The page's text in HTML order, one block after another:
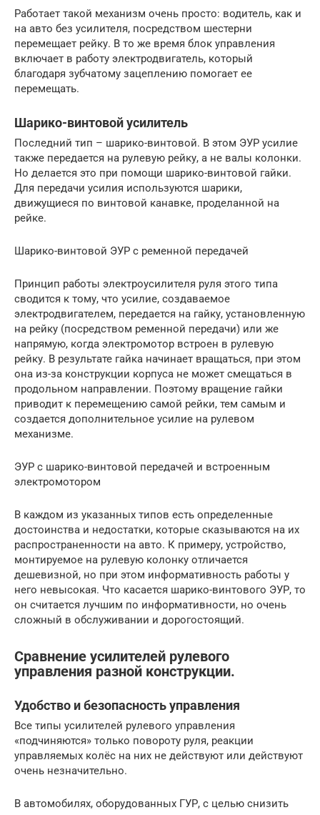
Работает такой механизм очень просто: водитель, как и
на авто без усилителя, посредством шестерни
перемещает рейку. В то же время блок управления
включает в работу электродвигатель, который
благодаря зубчатому зацеплению помогает ее
перемещать.
Шарико-винтовой усилитель
Последний тип – шарико-винтовой. В этом ЭУР усилие
также передается на рулевую рейку, а не валы колонки.
Но делается это при помощи шарико-винтовой гайки.
Для передачи усилия используются шарики,
движущиеся по винтовой канавке, проделанной на
рейке.
Шарико-винтовой ЭУР с ременной передачей
Принцип работы электроусилителя руля этого типа
сводится к тому, что усилие, создаваемое
электродвигателем, передается на гайку, установленную
на рейку (посредством ременной передачи) или же
напрямую, когда электромотор встроен в рулевую
рейку. В результате гайка начинает вращаться, при этом
она из-за конструкции корпуса не может смещаться в
продольном направлении. Поэтому вращение гайки
приводит к перемещению самой рейки, тем самым и
создается дополнительное усилие на рулевом
механизме.
ЭУР с шарико-винтовой передачей и встроенным
электромотором
В каждом из указанных типов есть определенные
достоинства и недостатки, которые сказываются на их
распространенности на авто. К примеру, устройство,
монтируемое на рулевую колонку отличается
дешевизной, но при этом информативность работы у
него невысокая. Что касается шарико-винтового ЭУР, то
он считается лучшим по информативности, но очень
сложный в обслуживании и дорогостоящий.
Сравнение усилителей рулевого
управления разной конструкции.
Удобство и безопасность управления
Все типы усилителей рулевого управления
«подчиняются» только повороту руля, реакции
управляемых колёс на них не действуют или действуют
очень незначительно.
В автомобилях, оборудованных ГУР, с целью снизить